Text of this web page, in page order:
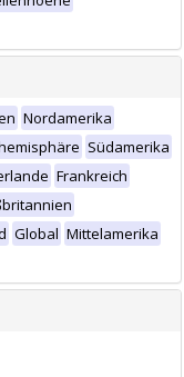
Nordamerika
Südamerika
Frankreich
Global Mittelamerika